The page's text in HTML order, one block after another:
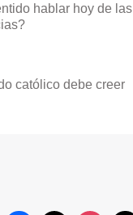
hablar hoy de las
católico debe creer